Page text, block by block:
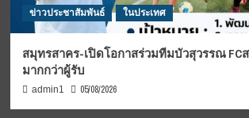
ข่าวประชาสัมพันธ์ ในประเทศ
สมุทรสาคร-เปิดโอกาสร่วมทีมบัวสุวรรณ FC
มากกว่าผู้รับ
admin1 05/08/2026